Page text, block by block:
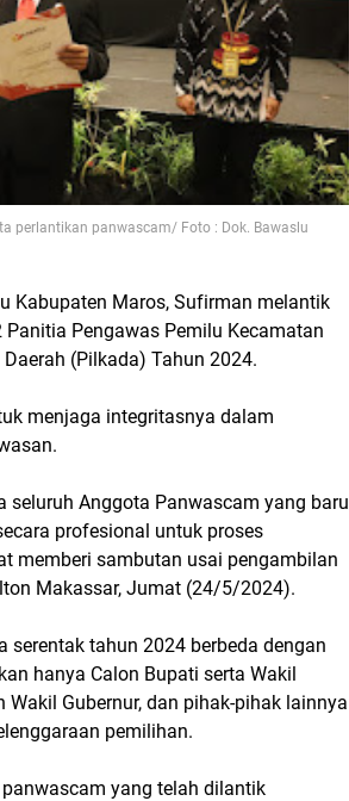
perlantikan panwascam/ Foto : Dok. Bawaslu
Kabupaten Maros, Sufirman melantik
Pengawas Pemilu Kecamatan
(Pilkada) Tahun 2024.
menjaga integritasnya dalam
seluruh Anggota Panwascam yang baru
profesional untuk proses
memberi sambutan usai pengambilan
Makassar, Jumat (24/5/2024).
tahun 2024 berbeda dengan
hanya Calon Bupati serta Wakil
Gubernur, dan pihak-pihak lainnya
pemilihan.
yang telah dilantik